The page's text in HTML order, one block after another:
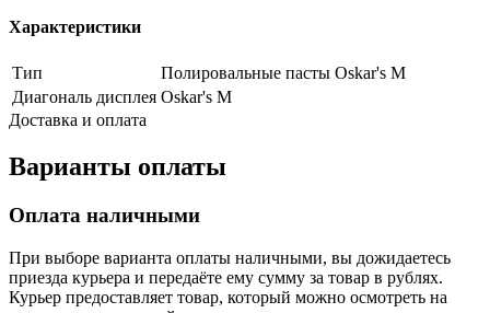
Характеристики
Тип
Полировальные пасты Oskar's M
Диагональ дисплея Oskar's M
Доставка и оплата
Варианты оплаты
Оплата наличными
При выборе варианта оплаты наличными, вы дожидаетесь
приезда курьера и передаёте ему сумму за товар в рублях.
Курьер предоставляет товар, который можно осмотреть на